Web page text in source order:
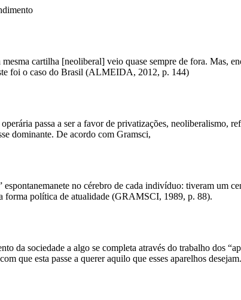
cartilha [neoliberal] veio quase sempre de fora. Mas,
foi o caso do Brasil (ALMEIDA, 2012, p. 144)
passa a ser a favor de privatizações, neoliberalismo,
dominante. De acordo com Gramsci,
espontanemanete no cérebro de cada indivíduo: tiveram
forma política de atualidade (GRAMSCI, 1989, p. 88).
da sociedade a algo se completa através do trabalho dos
que esta passe a querer aquilo que esses aparelhos